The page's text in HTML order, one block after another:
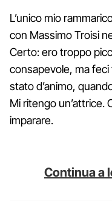
L’unico mio
con Massimo Troisi
Certo: ero troppo
consapevole, ma feci
stato d’animo,
Mi ritengo un’attrice.
imparare.
Continua a